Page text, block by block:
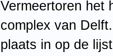
Vermeertoren het
complex van
plaats in op de